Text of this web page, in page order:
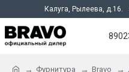
Калуга, Рылеева, д.16.
Фурнитура Bravo